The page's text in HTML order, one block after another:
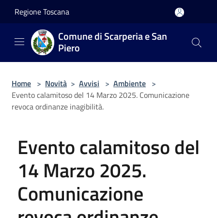
Regione Toscana
Comune di Scarperia e San
Piero
Home > Novità > Avvisi > Ambiente >
Evento calamitoso del 14 Marzo 2025. Comunicazione
revoca ordinanze inagibilità.
Evento calamitoso del
14 Marzo 2025.
Comunicazione